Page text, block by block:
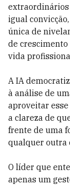
extraordinários
igual
única de
de
vida
A IA
à análise de
aproveitar
a clareza de
frente de uma
qualquer outra
O líder que
apenas um